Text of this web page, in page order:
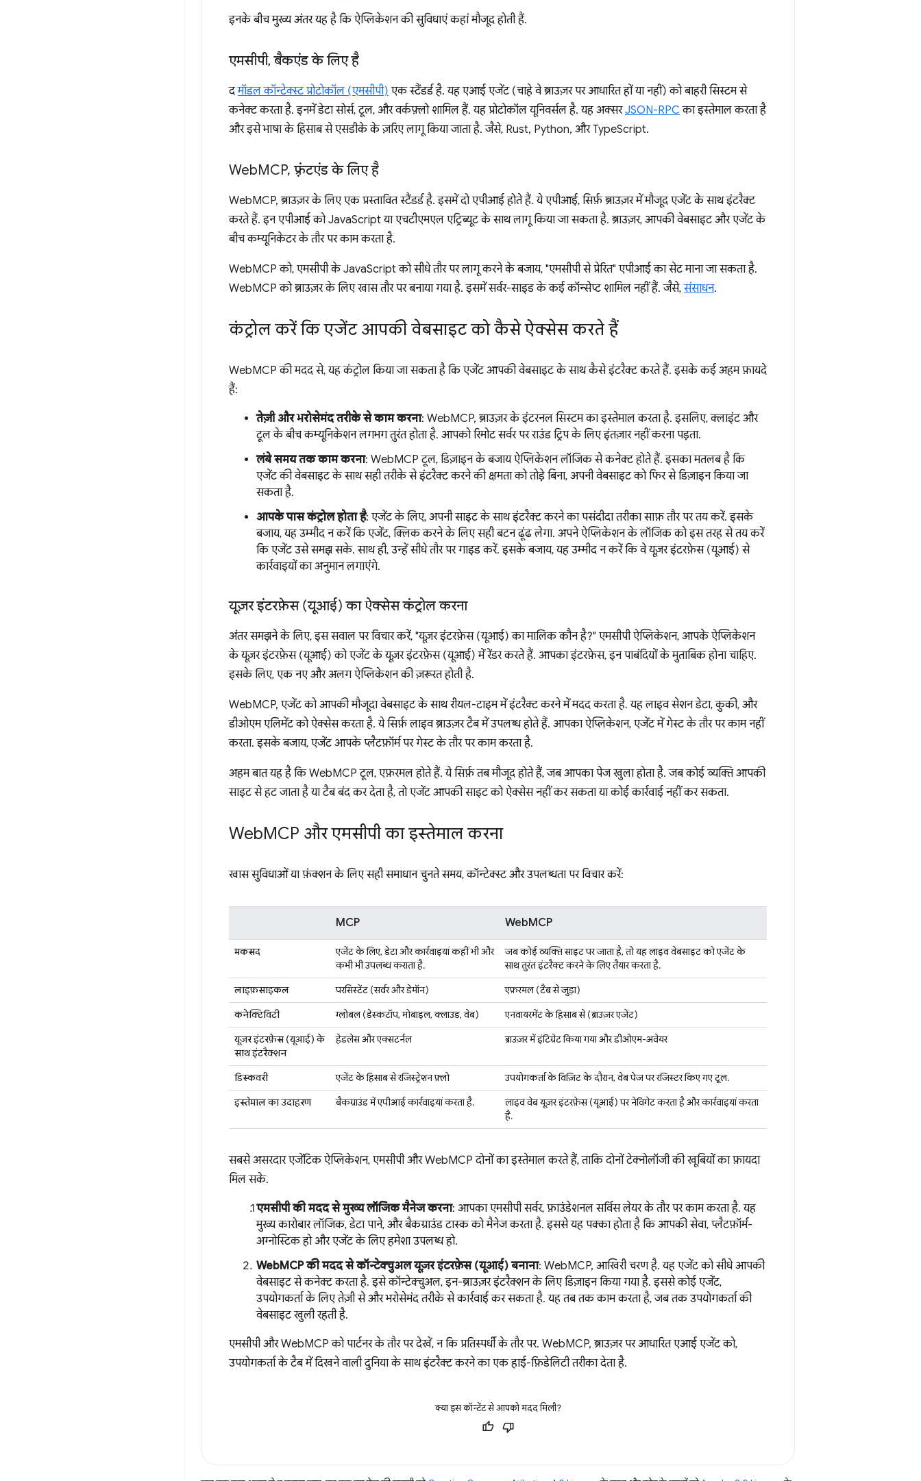
इनके बीच मुख्य अंतर यह है कि ऐप्लिकेशन की सुविधाएं कहां मौजूद होती हैं.
एमसीपी, बैकएंड के लिए है
दमॉडल कॉन्टेक्स्ट प्रोटोकॉल (एमसीपी) एक स्टैंडर्ड है. यह एआई एजेंट (चाहे वे ब्राउज़र पर आधारित हों या नहीं) को बाहरी सिस्टम से
कनेक्ट करता है. इनमें डेटा सोर्स, टूल, और वर्कफ़्लो शामिल हैं. यह प्रोटोकॉल यूनिवर्सल है. यह अक्सरJSON-RPC का इस्तेमाल करता है
और इसे भाषा के हिसाब से एसडीके के ज़रिए लागू किया जाता है. जैसे, Rust, Python, और TypeScript.
WebMCP, फ़्रंटएंड के लिए है
WebMCP, ब्राउज़र के लिए एक प्रस्तावित स्टैंडर्ड है. इसमें दो एपीआई होते हैं. ये एपीआई, सिर्फ़ ब्राउज़र में मौजूद एजेंट के साथ इंटरैक्ट
करते हैं. इन एपीआई को JavaScript या एचटीएमएल एट्रिब्यूट के साथ लागू किया जा सकता है. ब्राउज़र, आपकी वेबसाइट और एजेंट के
बीच कम्यूनिकेटर के तौर पर काम करता है.
WebMCP को, एमसीपी के JavaScript को सीधे तौर पर लागू करने के बजाय, "एमसीपी से प्रेरित" एपीआई का सेट माना जा सकता है.
WebMCP को ब्राउज़र के लिए खास तौर पर बनाया गया है. इसमें सर्वर-साइड के कई कॉन्सेप्ट शामिल नहीं हैं. जैसे,संसाधन.
कंट्रोल करें कि एजेंट आपकी वेबसाइट को कैसे ऐक्सेस करते हैं
WebMCP की मदद से, यह कंट्रोल किया जा सकता है कि एजेंट आपकी वेबसाइट के साथ कैसे इंटरैक्ट करते हैं. इसके कई अहम फ़ायदे
हैं:
तेज़ी और भरोसेमंद तरीके से काम करना: WebMCP, ब्राउज़र के इंटरनल सिस्टम का इस्तेमाल करता है. इसलिए, क्लाइंट और
टूल के बीच कम्यूनिकेशन लगभग तुरंत होता है. आपको रिमोट सर्वर पर राउंड ट्रिप के लिए इंतज़ार नहीं करना पड़ता.
लंबे समय तक काम करना: WebMCP टूल, डिज़ाइन के बजाय ऐप्लिकेशन लॉजिक से कनेक्ट होते हैं. इसका मतलब है कि
एजेंट की वेबसाइट के साथ सही तरीके से इंटरैक्ट करने की क्षमता को तोड़े बिना, अपनी वेबसाइट को फिर से डिज़ाइन किया जा
सकता है.
आपके पास कंट्रोल होता है: एजेंट के लिए, अपनी साइट के साथ इंटरैक्ट करने का पसंदीदा तरीका साफ़ तौर पर तय करें. इसके
बजाय, यह उम्मीद न करें कि एजेंट, क्लिक करने के लिए सही बटन ढूंढ लेगा. अपने ऐप्लिकेशन के लॉजिक को इस तरह से तय करें
कि एजेंट उसे समझ सके. साथ ही, उन्हें सीधे तौर पर गाइड करें. इसके बजाय, यह उम्मीद न करें कि वे यूज़र इंटरफ़ेस (यूआई) से
कार्रवाइयों का अनुमान लगाएंगे.
यूज़र इंटरफ़ेस (यूआई) का ऐक्सेस कंट्रोल करना
अंतर समझने के लिए, इस सवाल पर विचार करें, "यूज़र इंटरफ़ेस (यूआई) का मालिक कौन है?" एमसीपी ऐप्लिकेशन, आपके ऐप्लिकेशन
के यूज़र इंटरफ़ेस (यूआई) को एजेंट के यूज़र इंटरफ़ेस (यूआई) में रेंडर करते हैं. आपका इंटरफ़ेस, इन पाबंदियों के मुताबिक होना चाहिए.
इसके लिए, एक नए और अलग ऐप्लिकेशन की ज़रूरत होती है.
WebMCP, एजेंट को आपकी मौजूदा वेबसाइट के साथ रीयल-टाइम में इंटरैक्ट करने में मदद करता है. यह लाइव सेशन डेटा, कुकी, और
डीओएम एलिमेंट को ऐक्सेस करता है. ये सिर्फ़ लाइव ब्राउज़र टैब में उपलब्ध होते हैं. आपका ऐप्लिकेशन, एजेंट में गेस्ट के तौर पर काम नहीं
करता. इसके बजाय, एजेंट आपके प्लैटफ़ॉर्म पर गेस्ट के तौर पर काम करता है.
अहम बात यह है कि WebMCP टूल, एफ़रमल होते हैं. ये सिर्फ़ तब मौजूद होते हैं, जब आपका पेज खुला होता है. जब कोई व्यक्ति आपकी
साइट से हट जाता है या टैब बंद कर देता है, तो एजेंट आपकी साइट को ऐक्सेस नहीं कर सकता या कोई कार्रवाई नहीं कर सकता.
WebMCP और एमसीपी का इस्तेमाल करना
खास सुविधाओं या फ़ंक्शन के लिए सही समाधान चुनते समय, कॉन्टेक्स्ट और उपलब्धता पर विचार करें:
MCP WebMCP
मकसद
एजेंट के लिए, डेटा और कार्रवाइयां कहीं भी और
कभी भी उपलब्ध कराता है.
जब कोई व्यक्ति साइट पर जाता है, तो यह लाइव वेबसाइट को एजेंट के
साथ तुरंत इंटरैक्ट करने के लिए तैयार करता है.
लाइफ़साइकल
परसिस्टेंट (सर्वर और डेमॉन)
एफ़रमल (टैब से जुड़ा)
कनेक्टिविटी
ग्लोबल (डेस्कटॉप, मोबाइल, क्लाउड, वेब)
एनवायरमेंट के हिसाब से (ब्राउज़र एजेंट)
यूज़र इंटरफ़ेस (यूआई) के
साथ इंटरैक्शन
हेडलेस और एक्सटर्नल ब्राउज़र में इंटिग्रेट किया गया और डीओएम-अवेयर
डिस्कवरी एजेंट के हिसाब से रजिस्ट्रेशन फ़्लो
उपयोगकर्ता के विज़िट के दौरान, वेब पेज पर रजिस्टर किए गए टूल.
इस्तेमाल का उदाहरण
बैकग्राउंड में एपीआई कार्रवाइयां करता है.
लाइव वेब यूज़र इंटरफ़ेस (यूआई) पर नेविगेट करता है और कार्रवाइयां करता
है.
सबसे असरदार एजेंटिक ऐप्लिकेशन, एमसीपी और WebMCP दोनों का इस्तेमाल करते हैं, ताकि दोनों टेक्नोलॉजी की खूबियों का फ़ायदा
मिल सके.
एमसीपी की मदद से मुख्य लॉजिक मैनेज करना: आपका एमसीपी सर्वर, फ़ाउंडेशनल सर्विस लेयर के तौर पर काम करता है. यह
मुख्य कारोबार लॉजिक, डेटा पाने, और बैकग्राउंड टास्क को मैनेज करता है. इससे यह पक्का होता है कि आपकी सेवा, प्लैटफ़ॉर्म-
अग्नोस्टिक हो और एजेंट के लिए हमेशा उपलब्ध हो.
WebMCP की मदद से कॉन्टेक्चुअल यूज़र इंटरफ़ेस (यूआई) बनाना: WebMCP, आखिरी चरण है. यह एजेंट को सीधे आपकी
वेबसाइट से कनेक्ट करता है. इसे कॉन्टेक्चुअल, इन-ब्राउज़र इंटरैक्शन के लिए डिज़ाइन किया गया है. इससे कोई एजेंट,
उपयोगकर्ता के लिए तेज़ी से और भरोसेमंद तरीके से कार्रवाई कर सकता है. यह तब तक काम करता है, जब तक उपयोगकर्ता की
वेबसाइट खुली रहती है.
एमसीपी और WebMCP को पार्टनर के तौर पर देखें, न कि प्रतिस्पर्धी के तौर पर. WebMCP, ब्राउज़र पर आधारित एआई एजेंट को,
उपयोगकर्ता के टैब में दिखने वाली दुनिया के साथ इंटरैक्ट करने का एक हाई-फ़िडेलिटी तरीका देता है.
क्या इस कॉन्टेंट से आपको मदद मिली?